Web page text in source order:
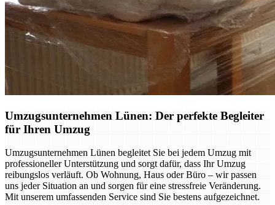
Umzugsunternehmen Lünen: Der perfekte Begleiter
für Ihren Umzug
Umzugsunternehmen Lünen begleitet Sie bei jedem Umzug mit
professioneller Unterstützung und sorgt dafür, dass Ihr Umzug
reibungslos verläuft. Ob Wohnung, Haus oder Büro – wir passen
uns jeder Situation an und sorgen für eine stressfreie Veränderung.
Mit unserem umfassenden Service sind Sie bestens aufgezeichnet.